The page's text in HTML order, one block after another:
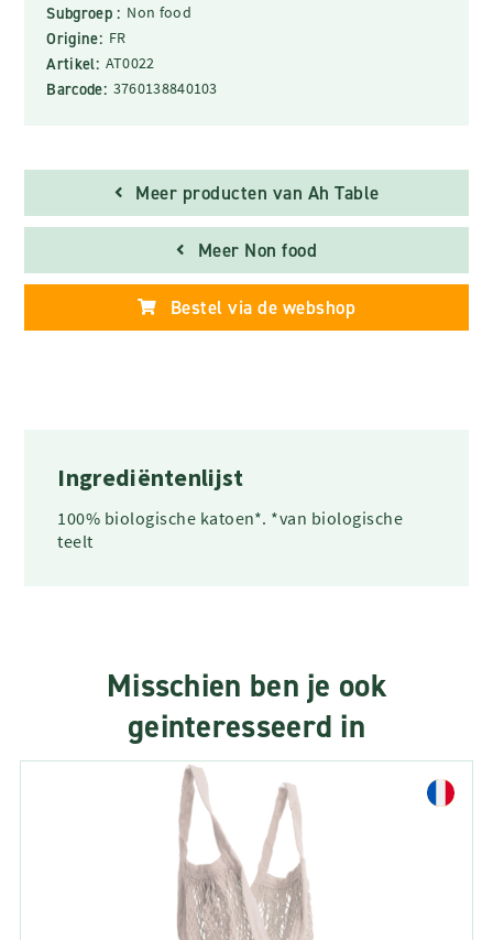
Subgroep : Non food
Origine: FR
Artikel: AT0022
Barcode: 3760138840103
Meer producten van Ah Table
Meer Non food
Bestel via de webshop
Ingrediëntenlijst
100% biologische katoen*. *van biologische
teelt
Misschien ben je ook
geinteresseerd in